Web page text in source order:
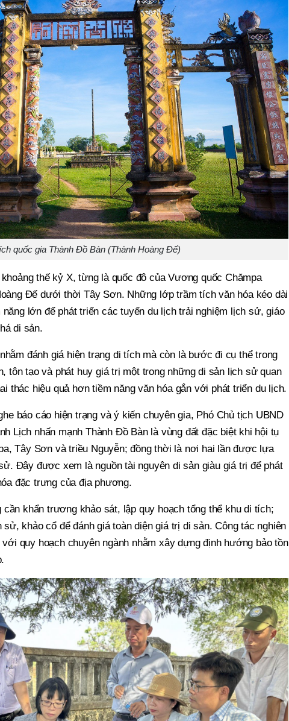
quốc gia Thành Đồ Bàn (Thành Hoàng Đế)
thế kỷ X, từng là quốc đô của Vương quốc Chămpa
Đế dưới thời Tây Sơn. Những lớp trầm tích văn hóa kéo dài
năng lớn để phát triển các tuyến du lịch trải nghiệm lịch sử, giáo
di sản.
đánh giá hiện trạng di tích mà còn là bước đi cụ thể trong
tôn tạo và phát huy giá trị một trong những di sản lịch sử quan
thác hiệu quả hơn tiềm năng văn hóa gắn với phát triển du lịch.
báo cáo hiện trạng và ý kiến chuyên gia, Phó Chủ tịch UBND
Lịch nhấn mạnh Thành Đồ Bàn là vùng đất đặc biệt khi hội tụ
Tây Sơn và triều Nguyễn; đồng thời là nơi hai lần được lựa
Đây được xem là nguồn tài nguyên di sản giàu giá trị để phát
đặc trưng của địa phương.
cần khẩn trương khảo sát, lập quy hoạch tổng thể khu di tích;
khảo cổ để đánh giá toàn diện giá trị di sản. Công tác nghiên
quy hoạch chuyên ngành nhằm xây dựng định hướng bảo tồn